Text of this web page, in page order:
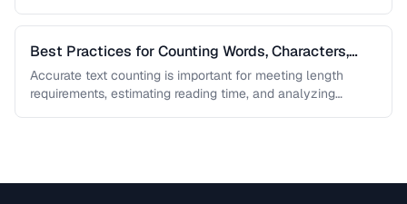
Best Practices for Counting Words, Characters,
and Lines
Accurate text counting is important for meeting length
requirements, estimating reading time, and analyzing